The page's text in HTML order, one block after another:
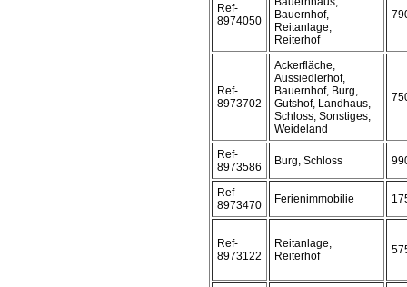
Ref-
8974050
Bauernhof,
Reitanlage,
Reiterhof
Ref-
8973702
Ackerfläche,
Aussiedlerhof,
Bauernhof, Burg,
Gutshof, Landhaus,
Schloss, Sonstiges,
Weideland
Ref-
8973586
Burg, Schloss
Ref-
8973470
Ferienimmobilie
Ref-
8973122
Reitanlage,
Reiterhof